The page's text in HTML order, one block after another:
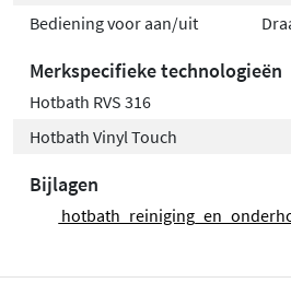
Bediening voor aan/uit
Merkspecifieke technologieën
Hotbath RVS 316
Hotbath Vinyl Touch
Bijlagen